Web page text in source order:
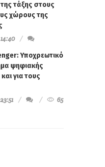
τάξης στους
χώρους της
Υποχρεωτικό
ψηφιακής
για τους
65